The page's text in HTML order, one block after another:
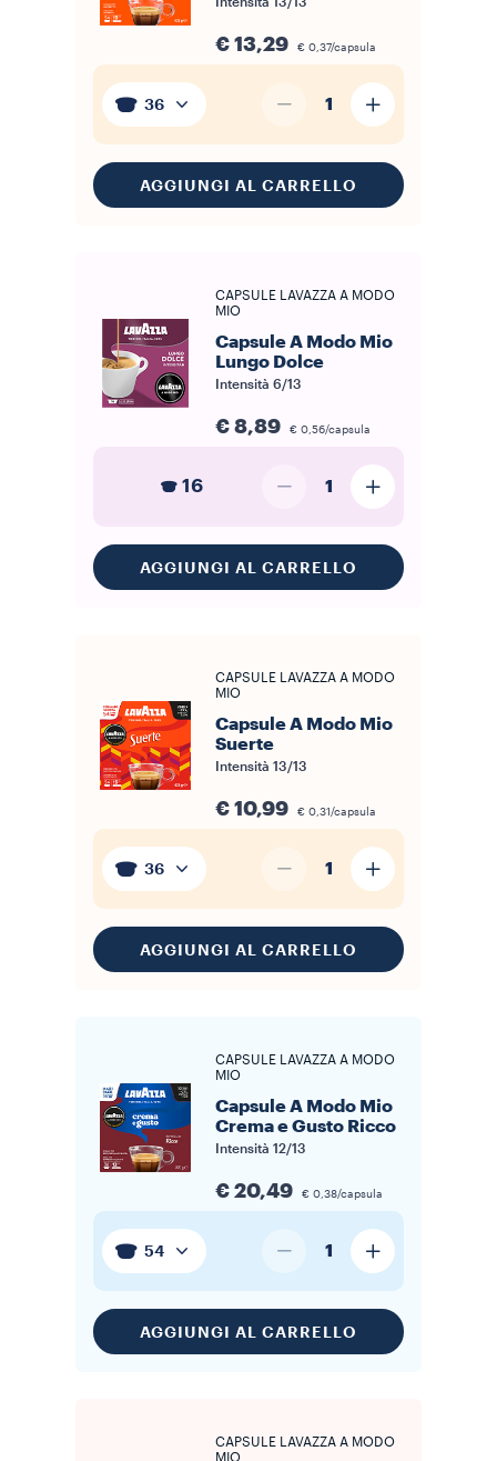
€ 13,29 € 0,37/capsula
36 1
AGGIUNGI AL CARRELLO
CAPSULE LAVAZZA A MODO
MIO
Capsule A Modo Mio
Lungo Dolce
Intensità 6/13
€ 8,89 € 0,56/capsula
16 1
AGGIUNGI AL CARRELLO
CAPSULE LAVAZZA A MODO
MIO
Capsule A Modo Mio
Suerte
Intensità 13/13
€ 10,99 € 0,31/capsula
36 1
AGGIUNGI AL CARRELLO
CAPSULE LAVAZZA A MODO
MIO
Capsule A Modo Mio
Crema e Gusto Ricco
Intensità 12/13
€ 20,49 € 0,38/capsula
54 1
AGGIUNGI AL CARRELLO
CAPSULE LAVAZZA A MODO
MIO